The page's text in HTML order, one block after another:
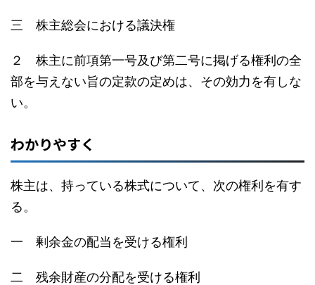
三 株主総会における議決権
２ 株主に前項第一号及び第二号に掲げる権利の全
部を与えない旨の定款の定めは、その効力を有しな
い。
わかりやすく
株主は、持っている株式について、次の権利を有す
る。
一 剰余金の配当を受ける権利
二 残余財産の分配を受ける権利